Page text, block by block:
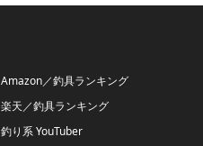
Amazon／釣具ランキング
楽天／釣具ランキング
釣り系 YouTuber